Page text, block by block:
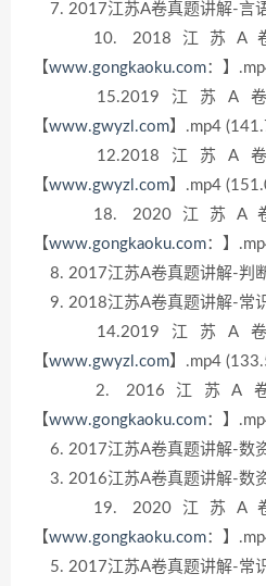
7. 2017江苏A卷真题讲解-言
10. 2018江苏A
【www.gongkaoku.com：】
15.2019江苏A
【www.gwyzl.com】.mp4
12.2018江苏A
【www.gwyzl.com】.mp4
18. 2020江苏A
【www.gongkaoku.com：】
8. 2017江苏A卷真题讲解-判
9. 2018江苏A卷真题讲解-常
14.2019江苏A
【www.gwyzl.com】.mp4
2. 2016江苏A卷
【www.gongkaoku.com：】
6. 2017江苏A卷真题讲解-数
3. 2016江苏A卷真题讲解-数
19. 2020江苏A
【www.gongkaoku.com：】
5. 2017江苏A卷真题讲解-常